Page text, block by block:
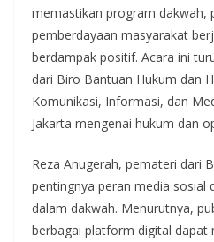
memastikan program dakwah,
pemberdayaan masyarakat
berdampak positif. Acara ini
dari Biro Bantuan Hukum dan
Komunikasi, Informasi, dan
Jakarta mengenai hukum dan
Reza Anugerah, pemateri dari
pentingnya peran media sosial
dalam dakwah. Menurutnya,
berbagai platform digital dapat